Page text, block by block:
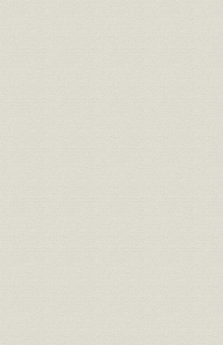
経営;保険
共済五百名第1回社員総会の新
聞記事(『朝野新聞』明治13年2
月17日)
明治13年
経営;保険
共済五百名最初の死亡者に関す
る新聞記事(『読売新聞』明治13
年6月27日)
明治13年
従業員 社員の異動状況
明治20年
年度(1892
保険;業界 明治・大正期の生保会社数推移
明治14年
年度(1926
社章 共済生命保険合資会社社章 [明治27年
広告宣伝
共済生命保険合資会社の開業広
告
[明治27年
経営者;役員
初代社長 初代 安田善四郎、第二
代・第四代社長 二代 安田善四郎
[明治30年
保険;規則 『保険規則』(昭和31年) 昭和31年
従業員 矢野恒太、野津澡、森村金造 明治27年
営業;関係会社 合資会社時代の代理店数
明治27年
年度(1900
営業;関係会社
明治27年度代理店中銀行内代理
店
明治27年
価格;業界 20年満期養老保険料の各社比較
財務・業績;経営 合資会社時代の業績
明治27年
年度(1900
社章 共済生命保険株式会社社章 [明治33年